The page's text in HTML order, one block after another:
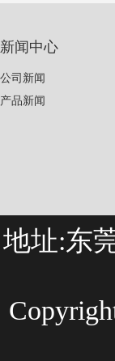
新闻中心
公司新闻
产品新闻
地址:东